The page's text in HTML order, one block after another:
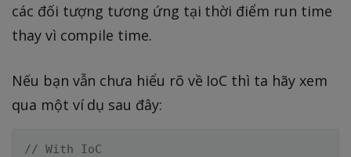
các đối tượng tương ứng tại thời điểm run time
thay vì compile time.
Nếu bạn vẫn chưa hiểu rõ về IoC thì ta hãy xem
qua một ví dụ sau đây:
// With IoC